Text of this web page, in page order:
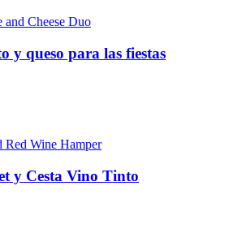
y queso para las fiestas
y Cesta Vino Tinto